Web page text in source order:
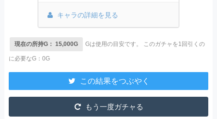
キャラの詳細を見る
現在の所持G： 15,000G Gは使用の目安です。 このガチャを1回引くの
に必要なG：0G
この結果をつぶやく
もう一度ガチャる